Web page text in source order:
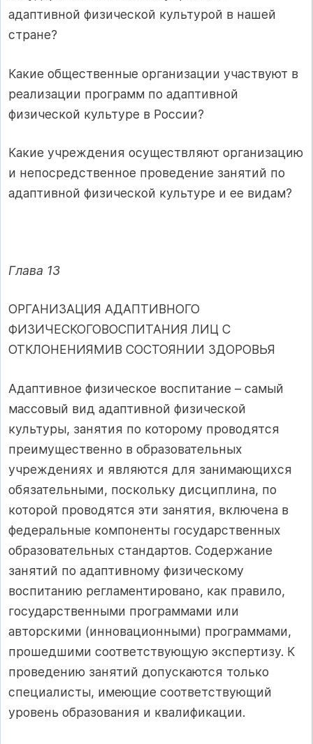
адаптивной физической культурой в нашей
стране?
Какие общественные организации участвуют в
реализации программ по адаптивной
физической культуре в России?
Какие учреждения осуществляют организацию
и непосредственное проведение занятий по
адаптивной физической культуре и ее видам?
Глава 13
ОРГАНИЗАЦИЯ АДАПТИВНОГО
ФИЗИЧЕСКОГОВОСПИТАНИЯ ЛИЦ С
ОТКЛОНЕНИЯМИВ СОСТОЯНИИ ЗДОРОВЬЯ
Адаптивное физическое воспитание – самый
массовый вид адаптивной физической
культуры, занятия по которому проводятся
преимущественно в образовательных
учреждениях и являются для занимающихся
обязательными, поскольку дисциплина, по
которой проводятся эти занятия, включена в
федеральные компоненты государственных
образовательных стандартов. Содержание
занятий по адаптивному физическому
воспитанию регламентировано, как правило,
государственными программами или
авторскими (инновационными) программами,
прошедшими соответствующую экспертизу. К
проведению занятий допускаются только
специалисты, имеющие соответствующий
уровень образования и квалификации.